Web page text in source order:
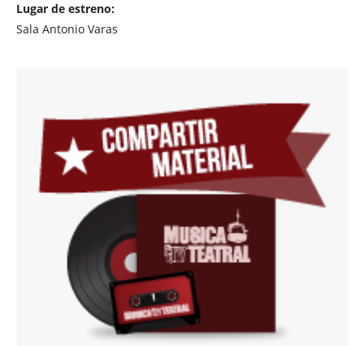
Lugar de estreno:
Sala Antonio Varas